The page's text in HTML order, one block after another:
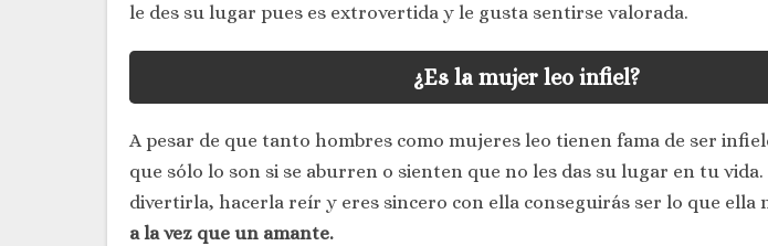
le des su lugar pues es extrovertida y le gusta sentirse valorada.
¿Es la mujer leo infiel?
A pesar de que tanto hombres como mujeres leo tienen fama de ser
que sólo lo son si se aburren o sienten que no les das su lugar en tu vida.
divertirla, hacerla reír y eres sincero con ella conseguirás ser lo que ella
a la vez que un amante.